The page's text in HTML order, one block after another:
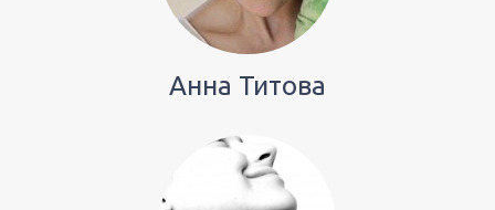
Анна Титова